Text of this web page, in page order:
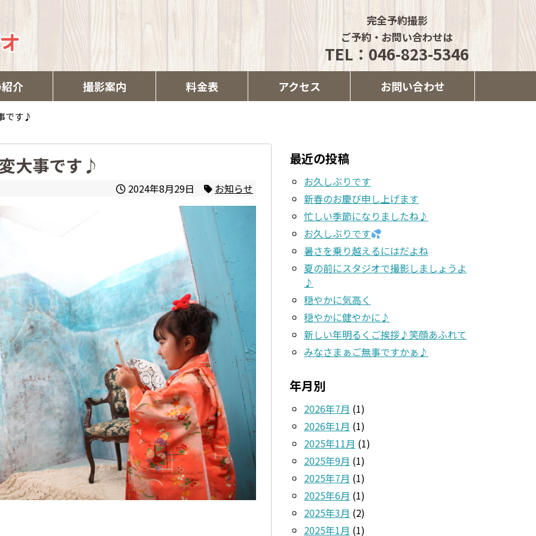
完全予約撮影
ご予約・お問い合わせは
TEL：046-823-5346
介 撮影案内 料金表 アクセス お問い合わせ
です♪
大事です♪
2024年8月29日 お知らせ
最近の投稿
お久しぶりです
新春のお慶び申し上げます
忙しい季節になりましたね♪
お久しぶりです
暑さを乗り越えるにはだよね
夏の前にスタジオで撮影しましょうよ
♪
穏やかに気高く
穏やかに健やかに♪
新しい年明るくご挨拶♪笑顔あふれて
みなさまぁご無事ですかぁ♪
年月別
2026年7月 (1)
2026年1月 (1)
2025年11月 (1)
2025年9月 (1)
2025年7月 (1)
2025年6月 (1)
2025年3月 (2)
2025年1月 (1)